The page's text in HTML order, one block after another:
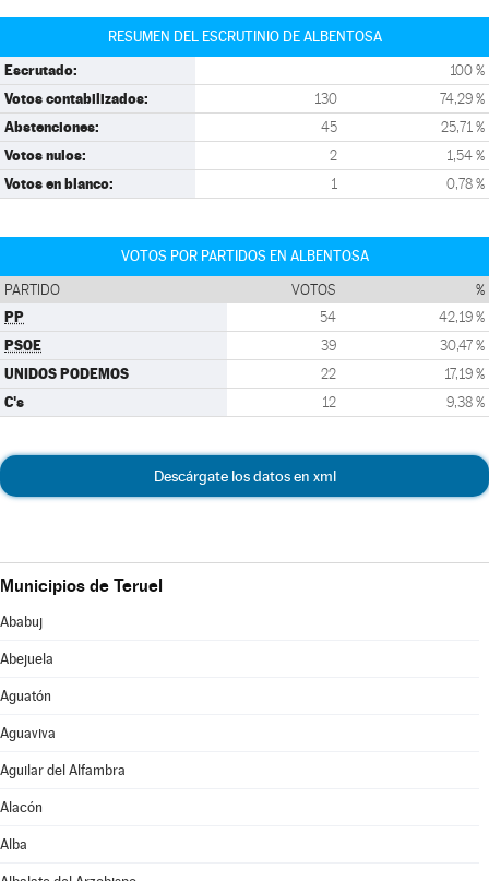
RESUMEN DEL ESCRUTINIO DE ALBENTOSA
Escrutado: 100 %
Votos contabilizados: 130 74,29 %
Abstenciones: 45 25,71 %
Votos nulos: 2 1,54 %
Votos en blanco: 1 0,78 %
VOTOS POR PARTIDOS EN ALBENTOSA
PARTIDO VOTOS %
PP 54 42,19 %
PSOE 39 30,47 %
UNIDOS PODEMOS 22 17,19 %
C's 12 9,38 %
Descárgate los datos en xml
Municipios de Teruel
Ababuj
Abejuela
Aguatón
Aguaviva
Aguilar del Alfambra
Alacón
Alba